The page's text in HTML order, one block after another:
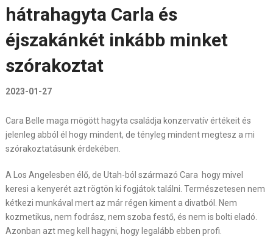
hátrahagyta Carla és
éjszakánkét inkább minket
szórakoztat
2023-01-27
Cara Belle maga mögött hagyta családja konzervatív értékeit és
jelenleg abból él hogy mindent, de tényleg mindent megtesz a mi
szórakoztatásunk érdekében.
A Los Angelesben élő, de Utah-ból származó Cara hogy mivel
keresi a kenyerét azt rögtön ki fogjátok találni. Természetesen nem
kétkezi munkával mert az már régen kiment a divatból. Nem
kozmetikus, nem fodrász, nem szoba festő, és nem is bolti eladó.
Azonban azt meg kell hagyni, hogy legalább ebben profi.